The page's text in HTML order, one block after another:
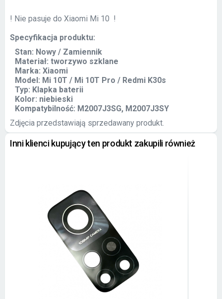
! Nie pasuje do Xiaomi Mi 10 !
Specyfikacja produktu:
Stan: Nowy / Zamiennik
Materiał: tworzywo szklane
Marka: Xiaomi
Model: Mi 10T / Mi 10T Pro / Redmi K30s
Typ: Klapka baterii
Kolor: niebieski
Kompatybilność: M2007J3SG, M2007J3SY
Zdjęcia przedstawiają sprzedawany produkt.
Inni klienci kupujący ten produkt zakupili również